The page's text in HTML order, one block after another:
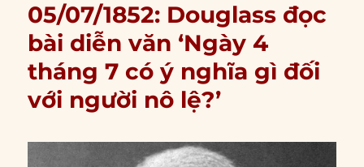
05/07/1852: Douglass đọc
bài diễn văn ‘Ngày 4
tháng 7 có ý nghĩa gì đối
với người nô lệ?’